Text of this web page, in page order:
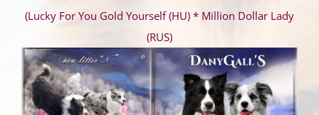
(Lucky For You Gold Yourself (HU) * Million Dollar Lady
(RUS)